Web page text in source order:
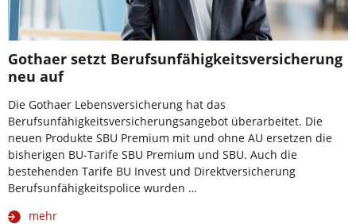
Gothaer setzt Berufsunfähigkeitsversicherung
neu auf
Die Gothaer Lebensversicherung hat das
Berufsunfähigkeitsversicherungsangebot überarbeitet. Die
neuen Produkte SBU Premium mit und ohne AU ersetzen die
bisherigen BU-Tarife SBU Premium und SBU. Auch die
bestehenden Tarife BU Invest und Direktversicherung
Berufsunfähigkeitspolice wurden …
mehr